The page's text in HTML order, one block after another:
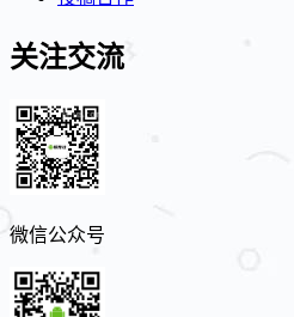
关注交流
微信公众号